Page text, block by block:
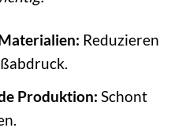
Reduzieren
Produktion: Schont